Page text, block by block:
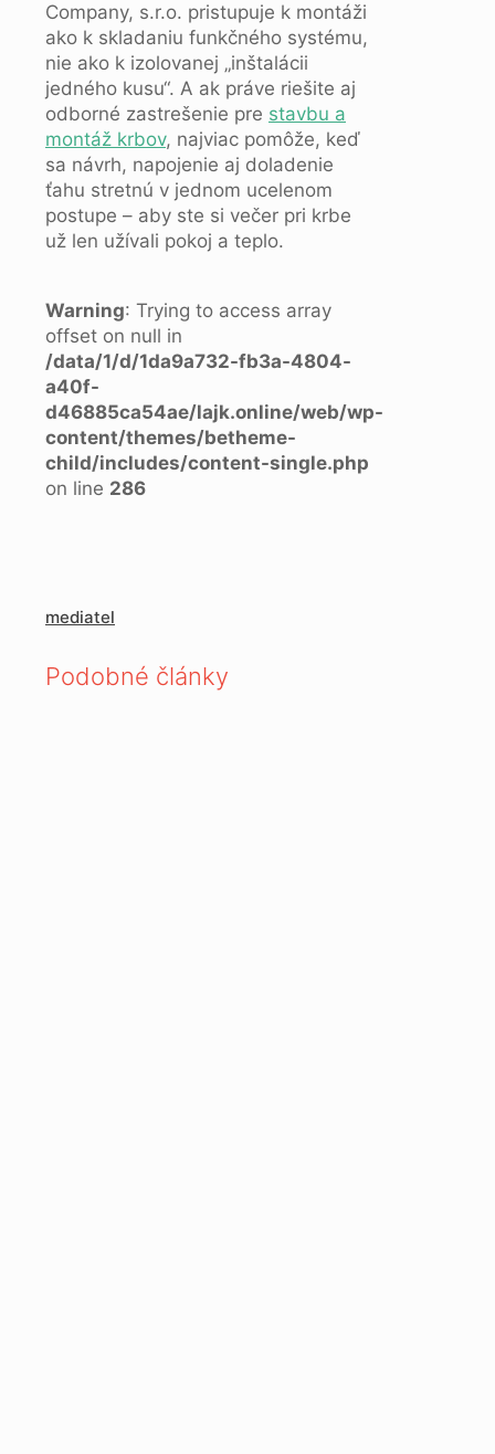
Company, s.r.o. pristupuje k montáži
ako k skladaniu funkčného systému,
nie ako k izolovanej „inštalácii
jedného kusu“. A ak práve riešite aj
odborné zastrešenie pre stavbu a
montáž krbov, najviac pomôže, keď
sa návrh, napojenie aj doladenie
ťahu stretnú v jednom ucelenom
postupe – aby ste si večer pri krbe
už len užívali pokoj a teplo.
Warning: Trying to access array
offset on null in
/data/1/d/1da9a732-fb3a-4804-
a40f-
d46885ca54ae/lajk.online/web/wp-
content/themes/betheme-
child/includes/content-single.php
on line 286
mediatel
Podobné články